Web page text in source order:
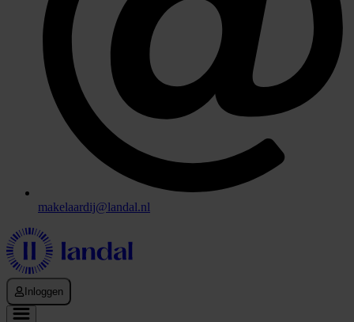
makelaardij@landal.nl
Inloggen